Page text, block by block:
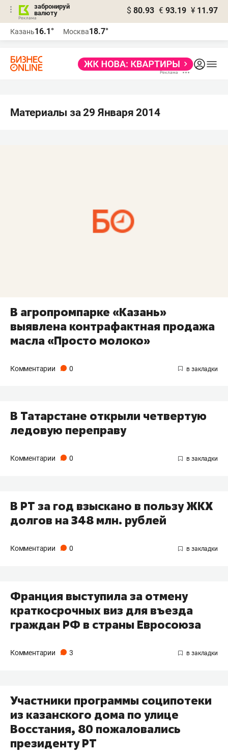
забронируй
валюту
$ 80.93 € 93.19 ¥ 11.97
Казань16.1° Москва18.7°
Материалы за 29 Января 2014
В агропромпарке «Казань»
выявлена контрафактная продажа
масла «Просто молоко»
Комментарии 0
В Татарстане открыли четвертую
ледовую переправу
Комментарии 0
В РТ за год взыскано в пользу ЖКХ
долгов на 348 млн. рублей
Комментарии 0
Франция выступила за отмену
краткосрочных виз для въезда
граждан РФ в страны Евросоюза
Комментарии 3
Участники программы соципотеки
из казанского дома по улице
Восстания, 80 пожаловались
президенту РТ